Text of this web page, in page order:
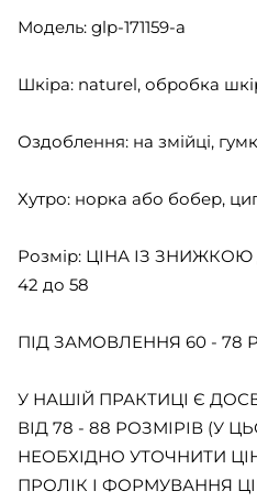
Модель: glp-171159-a
Шкіра: naturel, обробка
Оздоблення: на змійці,
Хутро: норка або бобер,
Розмір: ЦІНА ІЗ ЗНИЖКОЮ
42 до 58
ПІД ЗАМОВЛЕННЯ 60 - 78
У НАШІЙ ПРАКТИЦІ Є
ВІД 78 - 88 РОЗМІРІВ (У
НЕОБХІДНО УТОЧНИТИ
ПРОЛІК І ФОРМУВАННЯ